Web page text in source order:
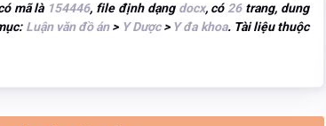
mã là 154446, file định dạng docx, có 26trang, dung
Luận văn đồ án> Y Dược> Y đa khoa. Tài liệu thuộc